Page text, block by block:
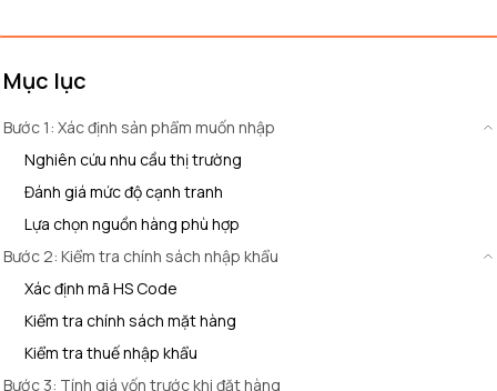
Mục lục
Bước 1: Xác định sản phẩm muốn nhập
Nghiên cứu nhu cầu thị trường
Đánh giá mức độ cạnh tranh
Lựa chọn nguồn hàng phù hợp
Bước 2: Kiểm tra chính sách nhập khẩu
Xác định mã HS Code
Kiểm tra chính sách mặt hàng
Kiểm tra thuế nhập khẩu
Bước 3: Tính giá vốn trước khi đặt hàng